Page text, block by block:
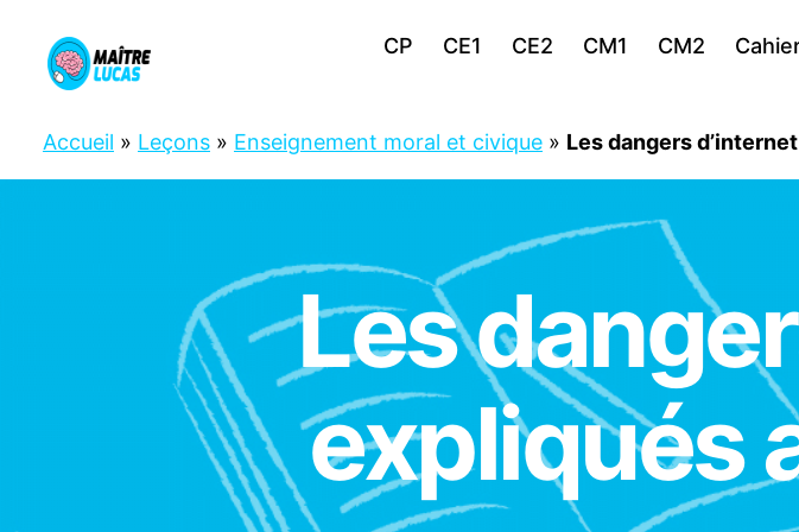
CP CE1 CE2 CM1 CM2
Accueil » Leçons » Enseignement moral et civique » Les dangers
Catégories
M
1
C
M
2
E
N
Les
expliqués